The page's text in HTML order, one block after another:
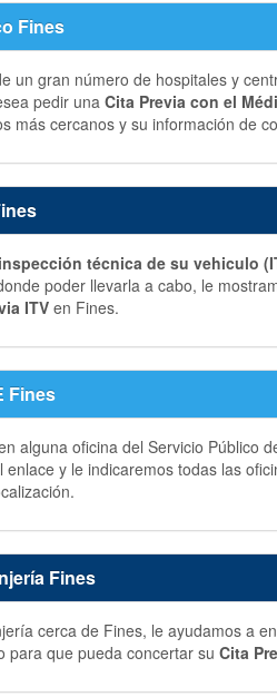
Fines
un gran número de hospitales y
pedir una Cita Previa con el
más cercanos y su información de
inspección técnica de su vehiculo
poder llevarla a cabo, le
ITVen Fines.
Fines
alguna oficina del Servicio Público
enlace y le indicaremos todas las
Fines
cerca de Fines, le ayudamos a
para que pueda concertar su Cita